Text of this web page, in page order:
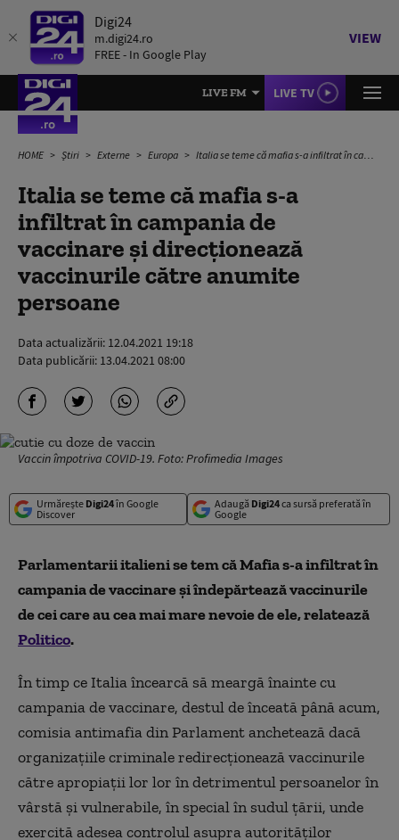
Digi24
m.digi24.ro
FREE - In Google Play
VIEW
LIVE FM LIVE TV
HOME Știri Externe Europa Italia se teme că mafia s-a infiltrat în campania de vaccinare și direcționează vaccinurile către anumite persoane
Italia se teme că mafia s-a
infiltrat în campania de
vaccinare și direcționează
vaccinurile către anumite
persoane
Data actualizării: 12.04.2021 19:18
Data publicării: 13.04.2021 08:00
Vaccin împotriva COVID-19. Foto: Profimedia Images
Urmărește Digi24în Google
Discover
Adaugă Digi24ca sursă preferată în
Google
Parlamentarii italieni se tem că Mafia s-a infiltrat în
campania de vaccinare și îndepărtează vaccinurile
de cei care au cea mai mare nevoie de ele, relatează
Politico.
În timp ce Italia încearcă să meargă înainte cu
campania de vaccinare, destul de înceată până acum,
comisia antimafia din Parlament anchetează dacă
organizațiile criminale redirecționează vaccinurile
către apropiații lor lor în detrimentul persoanelor în
vârstă și vulnerabile, în special în sudul țării, unde
exercită adesea controlul asupra autorităților